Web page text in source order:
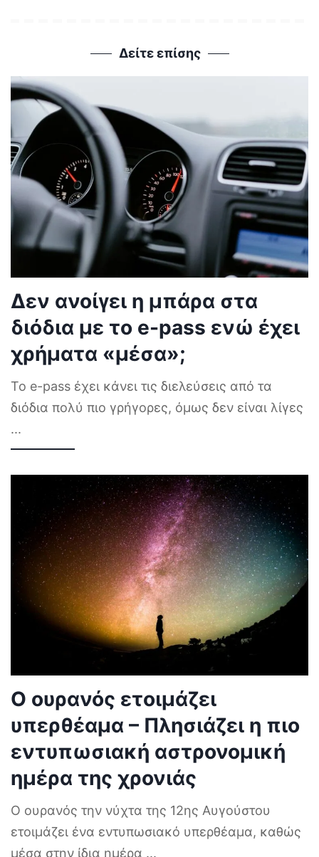
Δείτε επίσης
Δεν ανοίγει η μπάρα στα
διόδια με το e-pass ενώ έχει
χρήματα «μέσα»;
Το e-pass έχει κάνει τις διελεύσεις από τα
διόδια πολύ πιο γρήγορες, όμως δεν είναι λίγες
...
Ο ουρανός ετοιμάζει
υπερθέαμα – Πλησιάζει η πιο
εντυπωσιακή αστρονομική
ημέρα της χρονιάς
Ο ουρανός την νύχτα της 12ης Αυγούστου
ετοιμάζει ένα εντυπωσιακό υπερθέαμα, καθώς
μέσα στην ίδια ημέρα ...